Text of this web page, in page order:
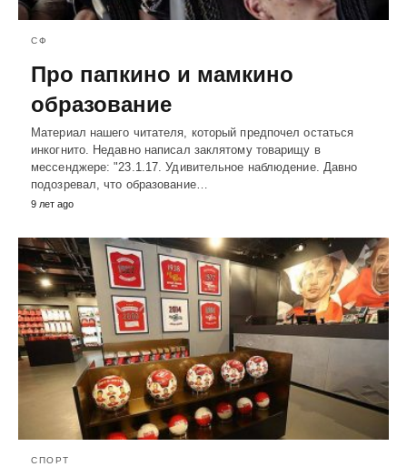
СФ
Про папкино и мамкино
образование
Материал нашего читателя, который предпочел остаться
инкогнито. Недавно написал заклятому товарищу в
мессенджере: "23.1.17. Удивительное наблюдение. Давно
подозревал, что образование…
9 лет ago
СПОРТ